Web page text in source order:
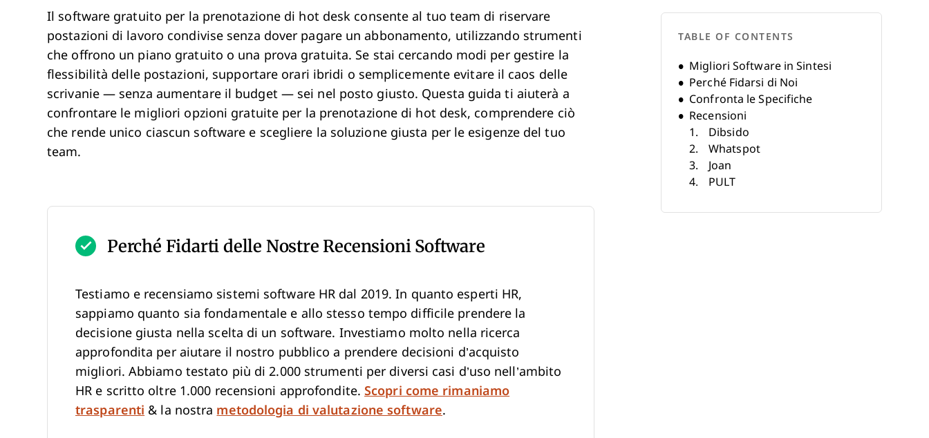
Il software gratuito per la prenotazione di hot desk consente al tuo team di riservare
postazioni di lavoro condivise senza dover pagare un abbonamento, utilizzando strumenti
che offrono un piano gratuito o una prova gratuita. Se stai cercando modi per gestire la
flessibilità delle postazioni, supportare orari ibridi o semplicemente evitare il caos delle
scrivanie — senza aumentare il budget — sei nel posto giusto. Questa guida ti aiuterà a
confrontare le migliori opzioni gratuite per la prenotazione di hot desk, comprendere ciò
che rende unico ciascun software e scegliere la soluzione giusta per le esigenze del tuo
team.
Perché Fidarti delle Nostre Recensioni Software
Testiamo e recensiamo sistemi software HR dal 2019. In quanto esperti HR,
sappiamo quanto sia fondamentale e allo stesso tempo difficile prendere la
decisione giusta nella scelta di un software. Investiamo molto nella ricerca
approfondita per aiutare il nostro pubblico a prendere decisioni d’acquisto
migliori. Abbiamo testato più di 2.000 strumenti per diversi casi d’uso nell’ambito
HR e scritto oltre 1.000 recensioni approfondite.Scopri come rimaniamo
trasparenti & la nostra metodologia di valutazione software.
TABLE OF CONTENTS
Migliori Software in Sintesi
Perché Fidarsi di Noi
Confronta le Specifiche
Recensioni
Dibsido
Whatspot
Joan
PULT
anny